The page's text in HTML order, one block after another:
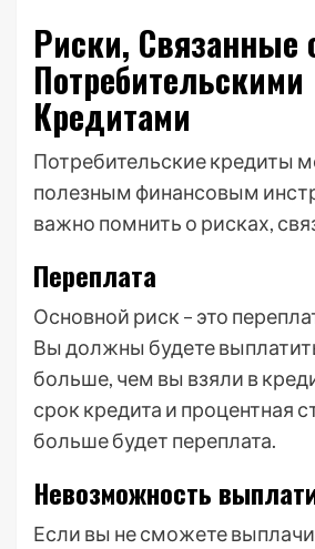
Риски, Связанные
Потребительскими
Кредитами
Потребительские кредиты
полезным финансовым
важно помнить о рисках,
Переплата
Основной риск – это
Вы должны будете
больше, чем вы взяли в
срок кредита и процентная
больше будет переплата.
Невозможность
Если вы не сможете